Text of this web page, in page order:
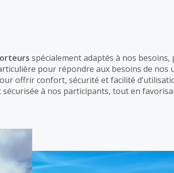
spécialement adaptés à nos
pour répondre aux besoins de
offrir confort, sécurité et facilité
à nos participants, tout en